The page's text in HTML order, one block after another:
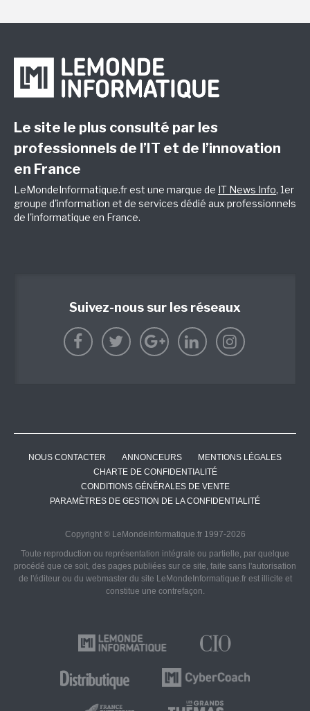
Le site le plus consulté par les
professionnels de l’IT et de l’innovation
en France
LeMondeInformatique.fr est une marque de IT News Info, 1er
groupe d'information et de services dédié aux professionnels
de l'informatique en France.
Suivez-nous sur les réseaux
NOUS CONTACTER ANNONCEURS
MENTIONS LÉGALES
CHARTE DE CONFIDENTIALITÉ
CONDITIONS GÉNÉRALES DE VENTE
PARAMÈTRES DE GESTION DE LA CONFIDENTIALITÉ
Copyright © LeMondeInformatique.fr 1997-2026
Toute reproduction ou représentation intégrale ou partielle, par quelque
procédé que ce soit, des pages publiées sur ce site, faite sans l'autorisation
de l'éditeur ou du webmaster du site LeMondeInformatique.fr est illicite et
constitue une contrefaçon.